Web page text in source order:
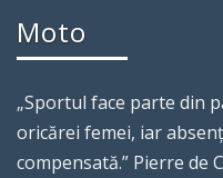
Moto
„Sportul face parte din
oricărei femei, iar
compensată.” Pierre de